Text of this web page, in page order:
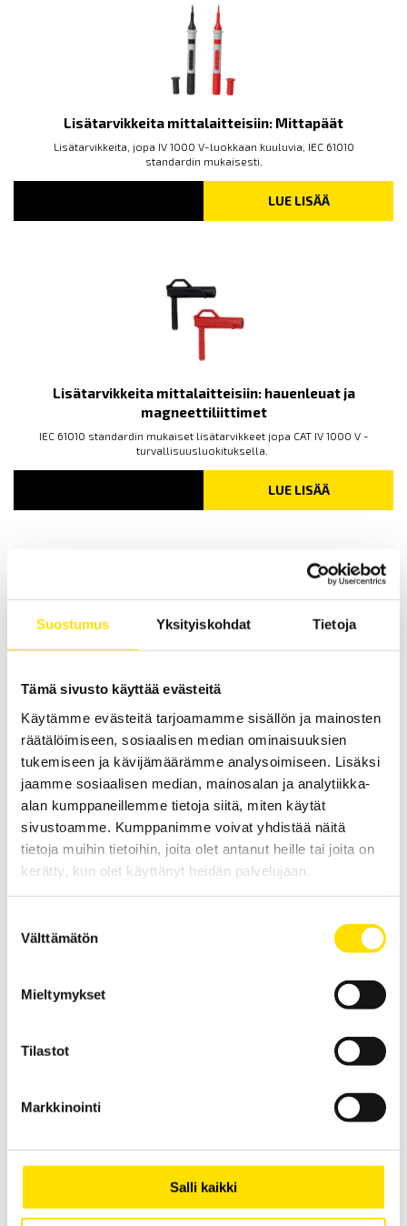
Suostumus Yksityiskohdat Tietoja
Tämä sivusto käyttää evästeitä
Käytämme evästeitä tarjoamamme sisällön ja mainosten
räätälöimiseen, sosiaalisen median ominaisuuksien
tukemiseen ja kävijämäärämme analysoimiseen. Lisäksi
jaamme sosiaalisen median, mainosalan ja analytiikka-
alan kumppaneillemme tietoja siitä, miten käytät
sivustoamme. Kumppanimme voivat yhdistää näitä
tietoja muihin tietoihin, joita olet antanut heille tai joita on
kerätty, kun olet käyttänyt heidän palvelujaan.
valinta
Välttämätön
Mieltymykset
Tilastot
Markkinointi
Salli kaikki
Lisätarvikkeita mittalaitteisiin: Mittapäät
Lisätarvikkeita, jopa IV 1000 V-luokkaan kuuluvia, IEC 61010
standardin mukaisesti.
LUE LISÄÄ
Lisätarvikkeita mittalaitteisiin: hauenleuat ja
magneettiliittimet
IEC 61010 standardin mukaiset lisätarvikkeet jopa CAT IV 1000 V -
turvallisuusluokituksella.
LUE LISÄÄ
CA6471 Maadoitusvastusmittari
maadoitusvastuksen sekä maaperän
resistiivisyyden mittaamiseen
Optimaalinen maadoitusten käyttöönotto- sekä viitemaadoitusten
kunnossapitomittauksissa. Selektiivinen mittausmenetelmä
soveltuu käytettäväksi maadoitusrimoille suoritettavissa
mittauksissa. Mahdollista käyttää myös maaperän resistiivisyyden
sekä jatkuvuuden mittaamiseen. Laite on varustettu muistilla.
LUE LISÄÄ
Silmukkavastuspihdit CA6416, CA6417 & CA6418